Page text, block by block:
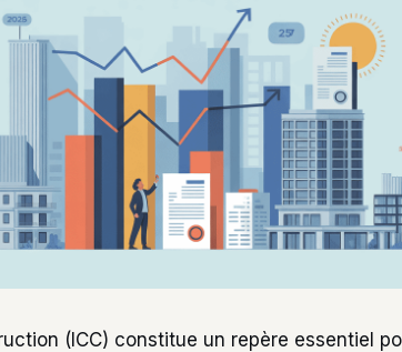
(ICC) constitue un repère essentiel